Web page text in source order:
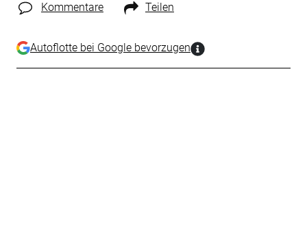
Kommentare Teilen
Autoflotte bei Google bevorzugen